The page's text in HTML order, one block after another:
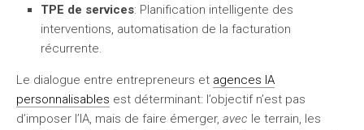
TPE de services: Planification intelligente des
interventions, automatisation de la facturation
récurrente.
Le dialogue entre entrepreneurs et agences IA
personnalisables est déterminant: l’objectif n’est pas
d’imposer l’IA, mais de faire émerger, avec le terrain, les